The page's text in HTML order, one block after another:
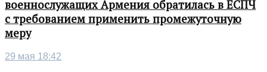
военнослужащих Армения обратилась в ЕСПЧ
с требованием применить промежуточную
меру
29 мая 18:42